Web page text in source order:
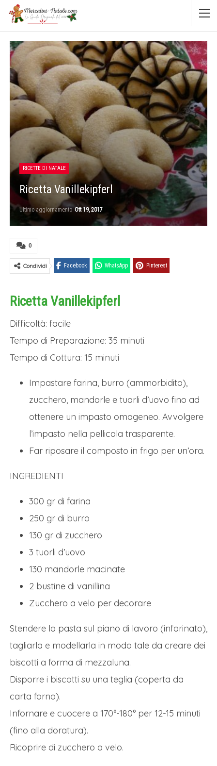
RICETTE DI NATALE
Ricetta Vanillekipferl
Ultimo aggiornamentoOtt 19, 2017
0
Condividi Facebook WhatsApp Pinterest
Ricetta Vanillekipferl
Difficoltà: facile
Tempo di Preparazione: 35 minuti
Tempo di Cottura: 15 minuti
Impastare farina, burro (ammorbidito),
zucchero, mandorle e tuorli d’uovo fino ad
ottenere un impasto omogeneo. Avvolgere
l’impasto nella pellicola trasparente.
Far riposare il composto in frigo per un’ora.
INGREDIENTI
300 gr di farina
250 gr di burro
130 gr di zucchero
3 tuorli d’uovo
130 mandorle macinate
2 bustine di vanillina
Zucchero a velo per decorare
Stendere la pasta sul piano di lavoro (infarinato),
tagliarla e modellarla in modo tale da creare dei
biscotti a forma di mezzaluna.
Disporre i biscotti su una teglia (coperta da
carta forno).
Infornare e cuocere a 170°-180° per 12-15 minuti
(fino alla doratura).
Ricoprire di zucchero a velo.